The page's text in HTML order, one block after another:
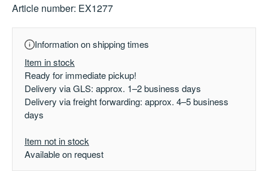
Article number: EX1277
Information on shipping times
Item in stock
Ready for immediate pickup!
Delivery via GLS: approx. 1–2 business days
Delivery via freight forwarding: approx. 4–5 business
days
Item not in stock
Available on request